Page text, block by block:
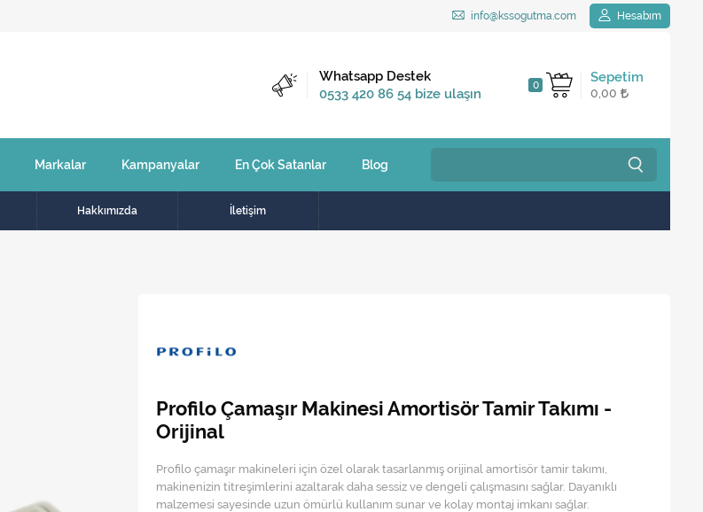
info@kssogutma.com Hesabım
Sepetim
0
0,00
Kargo Bedava
2.500 TL ve üzeri
Whatsapp Destek
0533 420 86 54 bize ulaşın
Markalar Kampanyalar En Çok Satanlar Blog
Hakkımızda İletişim
Profilo Çamaşır Makinesi Amortisör Tamir Takımı -
Orijinal
Profilo çamaşır makineleri için özel olarak tasarlanmış orijinal amortisör tamir takımı,
makinenizin titreşimlerini azaltarak daha sessiz ve dengeli çalışmasını sağlar. Dayanıklı
malzemesi sayesinde uzun ömürlü kullanım sunar ve kolay montaj imkanı sağlar.